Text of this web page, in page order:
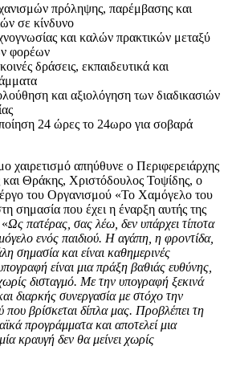
πρόληψης, παρέμβασης και
σε κίνδυνο
και καλών πρακτικών μεταξύ
φορέων
δράσεις, εκπαιδευτικά και
και αξιολόγηση των διαδικασιών
24 ώρες το 24ωρο για σοβαρά
χαιρετισμό απηύθυνε ο Περιφερειάρχης
Θράκης, Χριστόδουλος Τοψίδης, ο
του Οργανισμού «Το Χαμόγελο του
σημασία που έχει η έναρξη αυτής της
Ως πατέρας, σας λέω, δεν υπάρχει τίποτα
ενός παιδιού. Η αγάπη, η φροντίδα,
σημασία και είναι καθημερινές
είναι μια πράξη βαθιάς ευθύνης,
δισταγμό. Με την υπογραφή ξεκινά
διαρκής συνεργασία με στόχο την
που βρίσκεται δίπλα μας. Προβλέπει τη
προγράμματα και αποτελεί μια
κραυγή δεν θα μείνει χωρίς